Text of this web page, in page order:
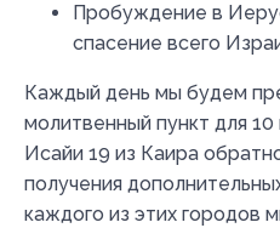
Пробуждение в
спасение всего
Каждый день мы будем
молитвенный пункт для
Исайи 19 из Каира
получения
каждого из этих городов